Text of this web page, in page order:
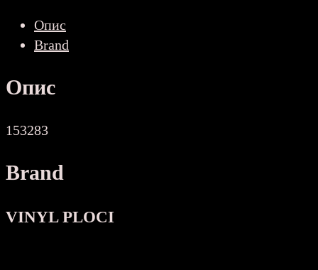
Опис
Brand
Опис
153283
Brand
VINYL PLOCI